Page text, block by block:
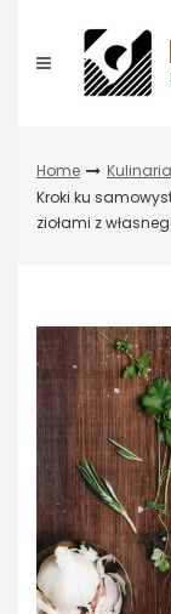
content
Home
Kulinaria
Kroki ku
ziołami z